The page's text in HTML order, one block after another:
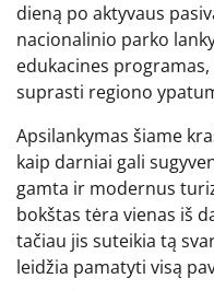
dieną po aktyvaus
nacionalinio parko
edukacines
suprasti regiono
Apsilankymas šiame
kaip darniai gali
gamta ir modernus
bokštas tėra vienas iš
tačiau jis suteikia tą
leidžia pamatyti visą